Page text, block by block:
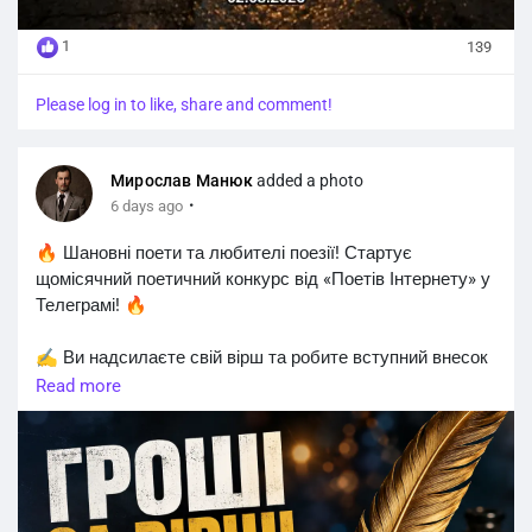
1 139
Please log in to like, share and comment!
Мирослав Манюкadded a photo
6 days ago ·
🔥 Шановні поети та любителі поезії! Стартує
щомісячний поетичний конкурс від «Поетів Інтернету» у
Телеграмі! 🔥
✍️ Ви надсилаєте свій вірш та робите вступний внесок
від 100 грн.
❗️ До участі приймаються лише нові вірші, які раніше
ніде не були опубліковані.
🏆 Переможця обирають читачі своїми реакціями!
Read more